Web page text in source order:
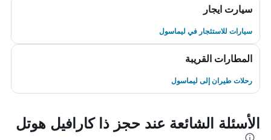
سيارت ايجار
سيارات للاستئجار في ليماسول
المطارات القريبة
رحلات طيران إلى ليماسول
الأسئلة الشائعة عند حجز ذا كارافيل هوتل